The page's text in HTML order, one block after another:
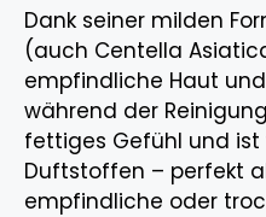
Dank seiner milden
(auch Centella
empfindliche Haut
während der
fettiges Gefühl und
Duftstoffen – perfekt
empfindliche oder